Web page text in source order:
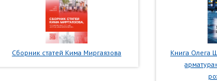
Сборник статей Кима Миргаязова
Книга Олега